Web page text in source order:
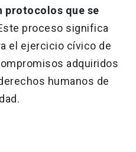
protocolos que se
proceso significa
el ejercicio cívico de
adquiridos
humanos de